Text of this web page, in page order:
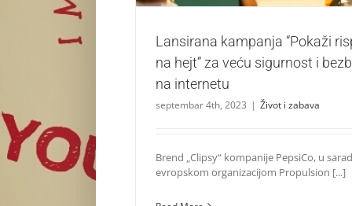
Lansirana kampanja “Pokaži
na hejt” za veću sigurnost i
na internetu
septembar 4th, 2023 | Život i zabava
Brend „Clipsy“ kompanije PepsiCo, u
evropskom organizacijom Propulsion [...]